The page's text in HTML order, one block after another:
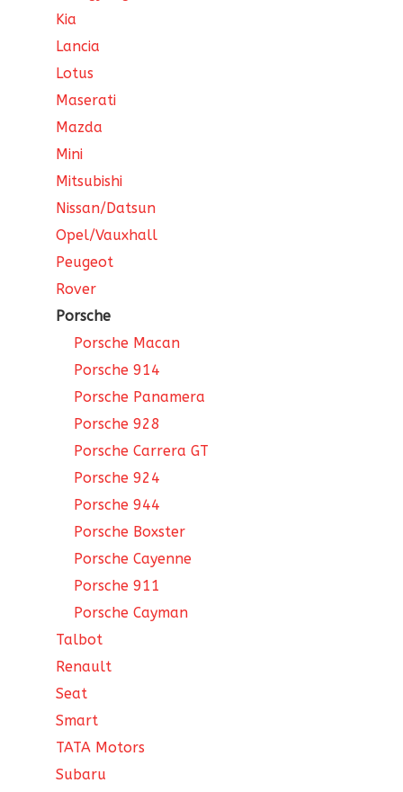
Kia
Lancia
Lotus
Maserati
Mazda
Mini
Mitsubishi
Nissan/Datsun
Opel/Vauxhall
Peugeot
Rover
Porsche
Porsche Macan
Porsche 914
Porsche Panamera
Porsche 928
Porsche Carrera GT
Porsche 924
Porsche 944
Porsche Boxster
Porsche Cayenne
Porsche 911
Porsche Cayman
Talbot
Renault
Seat
Smart
TATA Motors
Subaru